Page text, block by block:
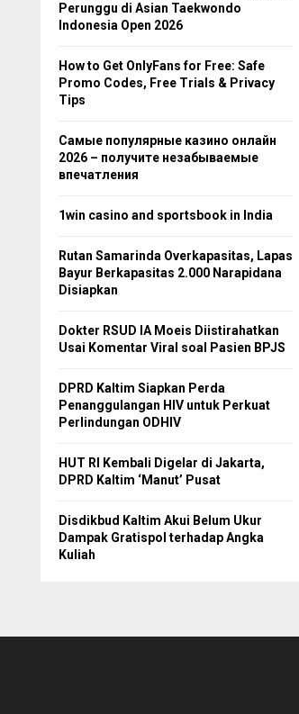
Perunggu di Asian Taekwondo
Indonesia Open 2026
How to Get OnlyFans for Free: Safe
Promo Codes, Free Trials & Privacy
Tips
Самые популярные казино онлайн
2026 – получите незабываемые
впечатления
1win casino and sportsbook in India
Rutan Samarinda Overkapasitas, Lapas
Bayur Berkapasitas 2.000 Narapidana
Disiapkan
Dokter RSUD IA Moeis Diistirahatkan
Usai Komentar Viral soal Pasien BPJS
DPRD Kaltim Siapkan Perda
Penanggulangan HIV untuk Perkuat
Perlindungan ODHIV
HUT RI Kembali Digelar di Jakarta,
DPRD Kaltim ‘Manut’ Pusat
Disdikbud Kaltim Akui Belum Ukur
Dampak Gratispol terhadap Angka
Kuliah